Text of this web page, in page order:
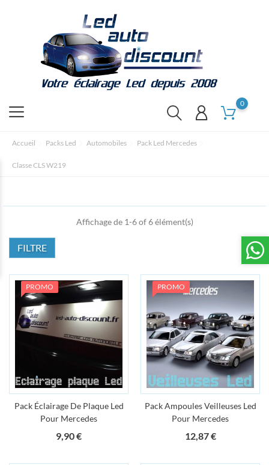
0
Accueil Packs Led Automobiles Pack Led Mercedes
Classe CLS W219
FILTRE
Affichage de 1-6 of 6 élément(s)
PROMO
Pack Éclairage De Plaque Led
Pour Mercedes
9,90 €Prix
PROMO
Pack Ampoules Veilleuses Led
Pour Mercedes
12,87 €Prix